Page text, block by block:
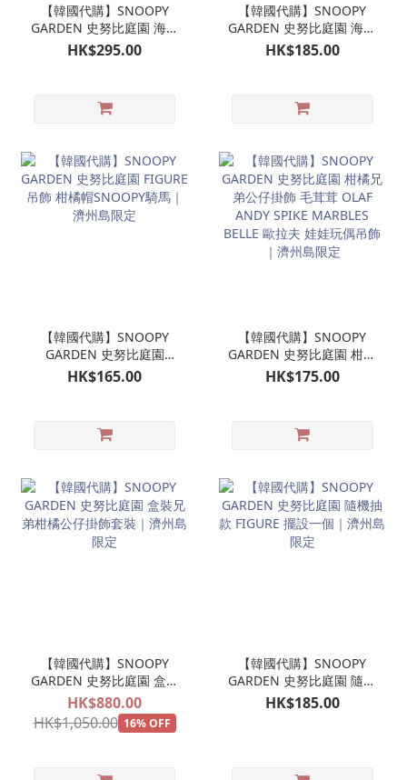
【韓國代購】SNOOPY
GARDEN 史努比庭園 海女
潛水 SNOOPY公仔 娃娃玩
偶｜濟州島限定
HK$295.00
【韓國代購】SNOOPY
GARDEN 史努比庭園 海女
SNOOPY 珠珠手機掛鏈｜
濟州島限定
HK$185.00
【韓國代購】SNOOPY
GARDEN 史努比庭園
FIGURE吊飾 柑橘帽
SNOOPY騎馬｜濟州島限
HK$165.00
【韓國代購】SNOOPY
GARDEN 史努比庭園 柑橘
兄弟公仔掛飾 毛茸茸
OLAF ANDY SPIKE
定
HK$175.00
【韓國代購】SNOOPY
GARDEN 史努比庭園 盒裝
兄弟柑橘公仔掛飾套裝｜
濟州島限定
HK$880.00
HK$1,050.00 16% OFF
【韓國代購】SNOOPY
GARDEN 史努比庭園 隨機
抽款 FIGURE 擺設一個｜
HK$185.00